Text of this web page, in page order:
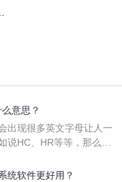
些集团财务企业
意思？
出现很多英文字母让人一
说HC、HR等等，那么它
统软件更好用？